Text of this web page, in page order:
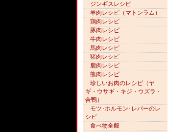
ジンギスレシピ
羊肉レシピ（マトンラム）
鶏肉レシピ
豚肉レシピ
牛肉レシピ
馬肉レシピ
猪肉レシピ
鹿肉レシピ
熊肉レシピ
珍しいお肉のレシピ（ヤ
ギ・ウサギ・キジ・ウズラ・
合鴨）
モツ･ホルモン･レバーのレ
シピ
食べ物全般